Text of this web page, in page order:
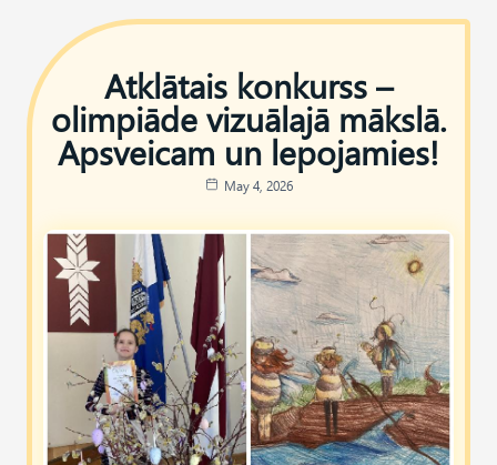
Atklātais konkurss –
olimpiāde vizuālajā mākslā.
Apsveicam un lepojamies!
May 4, 2026